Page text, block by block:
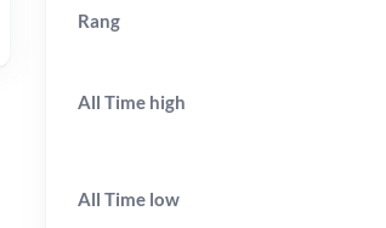
Rang
All Time high
All Time low